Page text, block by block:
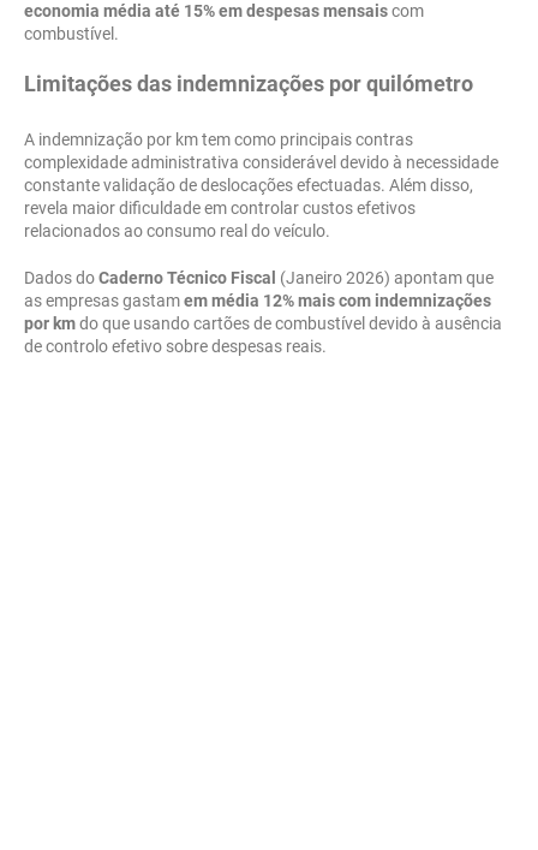
economia média até 15% em despesas mensaiscom
combustível.
Limitações das indemnizações por quilómetro
A indemnização por km tem como principais contras
complexidade administrativa considerável devido à necessidade
constante validação de deslocações efectuadas. Além disso,
revela maior dificuldade em controlar custos efetivos
relacionados ao consumo real do veículo.
Dados doCaderno Técnico Fiscal (Janeiro 2026) apontam que
as empresas gastamem média 12% mais com indemnizações
por kmdo que usando cartões de combustível devido à ausência
de controlo efetivo sobre despesas reais.